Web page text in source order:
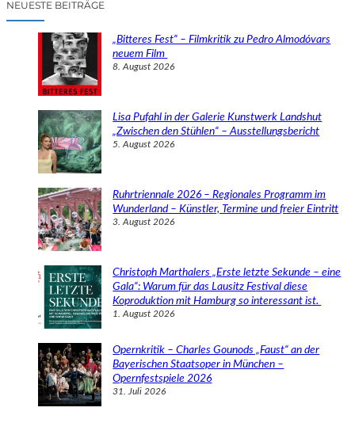
NEUESTE BEITRÄGE
„Bitteres Fest“ – Filmkritik zu Pedro Almodóvars
neuem Film
8. August 2026
Lisa Pufahl in der Galerie Kunstwerk Landshut
„Zwischen den Stühlen“ – Ausstellungsbericht
5. August 2026
Ruhrtriennale 2026 – Regionales Programm im
Wunderland – Künstler, Termine und freier Eintritt
3. August 2026
Christoph Marthalers „Erste letzte Sekunde – eine
Gala“: Warum für das Lausitz Festival diese
Koproduktion mit Hamburg so interessant ist.
1. August 2026
Opernkritik – Charles Gounods „Faust“ an der
Bayerischen Staatsoper in München –
Opernfestspiele 2026
31. Juli 2026